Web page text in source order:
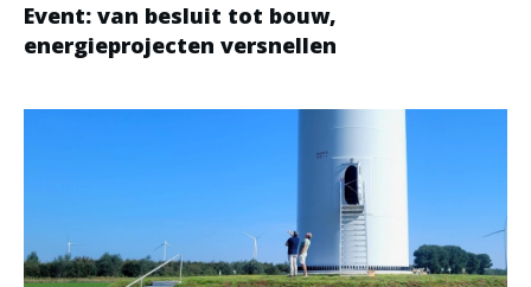
Event: van besluit tot bouw,
energieprojecten versnellen